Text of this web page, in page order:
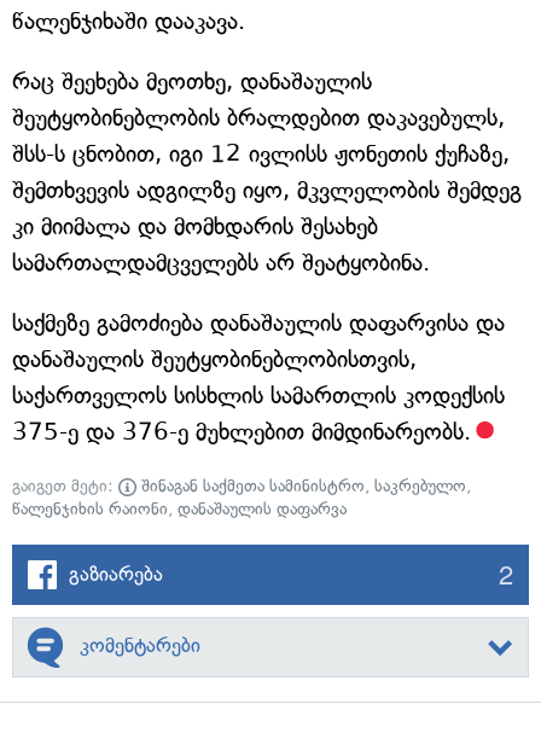
წალენჯიხაში დააკავა.
რაც შეეხება მეოთხე, დანაშაულის
შეუტყობინებლობის ბრალდებით დაკავებულს,
შსს-ს ცნობით, იგი 12 ივლისს ჟონეთის ქუჩაზე,
შემთხვევის ადგილზე იყო, მკვლელობის შემდეგ
კი მიიმალა და მომხდარის შესახებ
სამართალდამცველებს არ შეატყობინა.
საქმეზე გამოძიება დანაშაულის დაფარვისა და
დანაშაულის შეუტყობინებლობისთვის,
საქართველოს სისხლის სამართლის კოდექსის
375-ე და 376-ე მუხლებით მიმდინარეობს.
გაიგეთ მეტი: შინაგან საქმეთა სამინისტრო, საკრებულო,
წალენჯიხის რაიონი, დანაშაულის დაფარვა
გაზიარება 2
კომენტარები